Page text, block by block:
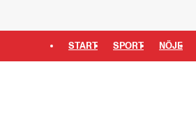
START SPORT NÖJE